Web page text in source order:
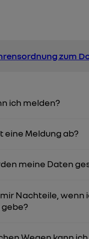
zum
ich melden?
eine Meldung ab?
meine Daten
Nachteile, wenn